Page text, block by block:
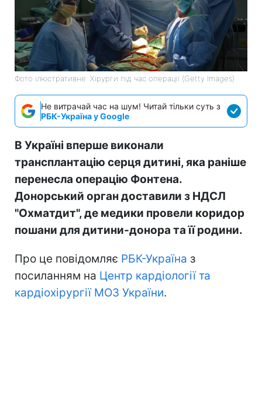
Фото ілюстративне: Хірурги під час операції (Getty Images)
Не витрачай час на шум! Читай тільки суть з
РБК-Україна у Google
В Україні вперше виконали
трансплантацію серця дитині, яка раніше
перенесла операцію Фонтена.
Донорський орган доставили з НДСЛ
"Охматдит", де медики провели коридор
пошани для дитини-донора та її родини.
Про це повідомляє РБК-Україна з
посиланням на Центр кардіології та
кардіохірургії МОЗ України.